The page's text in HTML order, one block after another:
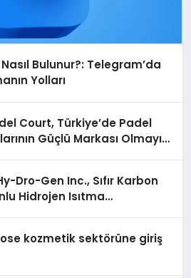
Bulunur?: Telegram’da
Yolları
Court, Türkiye’de Padel
Güçlü Markası Olmayı
Dro-Gen Inc., Sıfır Karbon
Hidrojen Isıtma
kozmetik sektörüne giriş